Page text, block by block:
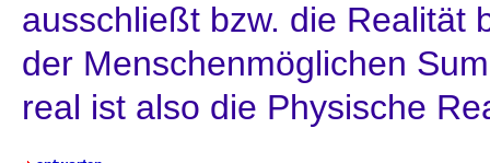
ausschließt bzw. die Realität
der Menschenmöglichen
real ist also die Physische